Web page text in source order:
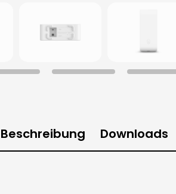
Beschreibung Downloads